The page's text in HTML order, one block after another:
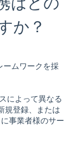
か？
ームワークを採
によって異なる
規登録、または
事業者様のサー